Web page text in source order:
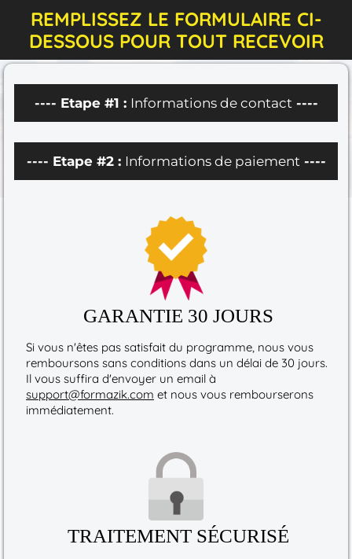
REMPLISSEZ LE FORMULAIRE CI-
DESSOUS POUR TOUT RECEVOIR
---- Etape #1 : Informations de contact----
---- Etape #2 : Informations de paiement----
GARANTIE 30 JOURS
Si vous n'êtes pas satisfait du programme, nous vous
remboursons sans conditions dans un délai de 30 jours.
Il vous suffira d'envoyer un email à
support@formazik.com et nous vous rembourserons
immédiatement.
TRAITEMENT SÉCURISÉ